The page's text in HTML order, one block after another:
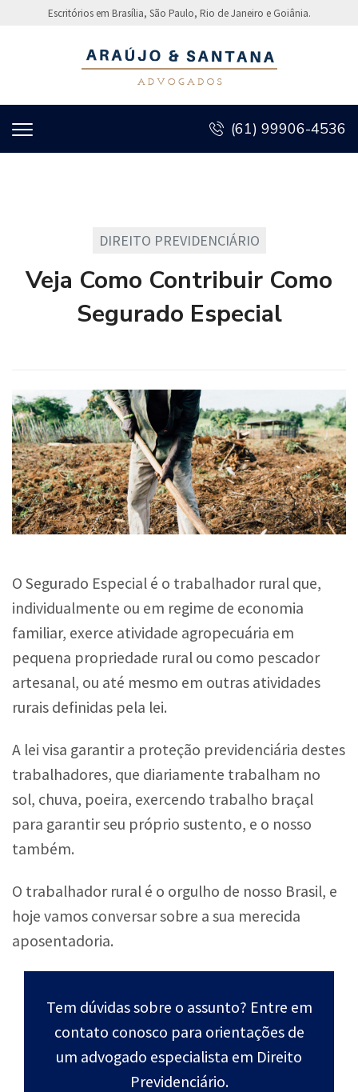
Escritórios em Brasília, São Paulo, Rio de Janeiro e Goiânia.
(61) 99906-4536
DIREITO PREVIDENCIÁRIO
Veja Como Contribuir Como
Segurado Especial
O Segurado Especial é o trabalhador rural que,
individualmente ou em regime de economia
familiar, exerce atividade agropecuária em
pequena propriedade rural ou como pescador
artesanal, ou até mesmo em outras atividades
rurais definidas pela lei.
A lei visa garantir a proteção previdenciária destes
trabalhadores, que diariamente trabalham no
sol, chuva, poeira, exercendo trabalho braçal
para garantir seu próprio sustento, e o nosso
também.
O trabalhador rural é o orgulho de nosso Brasil, e
hoje vamos conversar sobre a sua merecida
aposentadoria.
Tem dúvidas sobre o assunto? Entre em
contato conosco para orientações de
um advogado especialista em Direito
Previdenciário.